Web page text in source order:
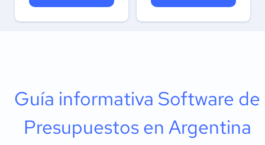
Guía informativa Software de
Presupuestos en Argentina